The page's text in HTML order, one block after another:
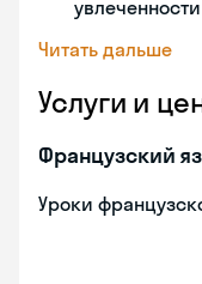
увлеченности
Читать дальше
Услуги и
Французский
Уроки